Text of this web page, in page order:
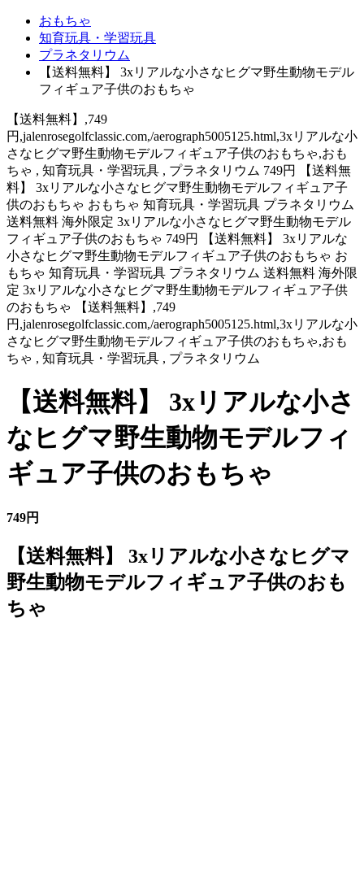
おもちゃ
知育玩具・学習玩具
プラネタリウム
【送料無料】 3xリアルな小さなヒグマ野生動物モデル
フィギュア子供のおもちゃ
【送料無料】,749
円,jalenrosegolfclassic.com,/aerograph5005125.html,3xリアルな小
さなヒグマ野生動物モデルフィギュア子供のおもちゃ,おも
ちゃ , 知育玩具・学習玩具 , プラネタリウム 749円 【送料無
料】 3xリアルな小さなヒグマ野生動物モデルフィギュア子
供のおもちゃ おもちゃ 知育玩具・学習玩具 プラネタリウム
送料無料 海外限定 3xリアルな小さなヒグマ野生動物モデル
フィギュア子供のおもちゃ 749円 【送料無料】 3xリアルな
小さなヒグマ野生動物モデルフィギュア子供のおもちゃ お
もちゃ 知育玩具・学習玩具 プラネタリウム 送料無料 海外限
定 3xリアルな小さなヒグマ野生動物モデルフィギュア子供
のおもちゃ 【送料無料】,749
円,jalenrosegolfclassic.com,/aerograph5005125.html,3xリアルな小
さなヒグマ野生動物モデルフィギュア子供のおもちゃ,おも
ちゃ , 知育玩具・学習玩具 , プラネタリウム
【送料無料】 3xリアルな小さ
なヒグマ野生動物モデルフィ
ギュア子供のおもちゃ
749円
【送料無料】 3xリアルな小さなヒグマ
野生動物モデルフィギュア子供のおも
ちゃ